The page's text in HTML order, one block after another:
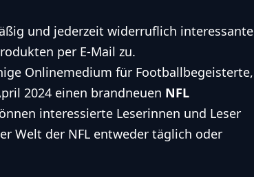
und jederzeit widerruflich interessante
per E-Mail zu.
Onlinemedium für Footballbegeisterte,
2024 einen brandneuen NFL
interessierte Leserinnen und Leser
Welt der NFL entweder täglich oder